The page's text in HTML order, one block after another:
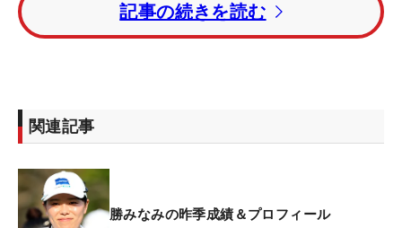
12日、埼玉県のゴルフ場で勝みなみが株式会社
JOMS主催の『勝みなみ FUN GOLF ☆ FUN LIFE
モンストレーションなどが披露された。
勝は高校1年生だった15歳のときに国内女子ツアー
「KKT杯バンテリンレディス」でアマチュア優勝を
成し遂げ、プロ転向してからも2度の「日本女子オ
記事の続きを読む
関連記事
勝みなみの昨季成績＆プロフィール